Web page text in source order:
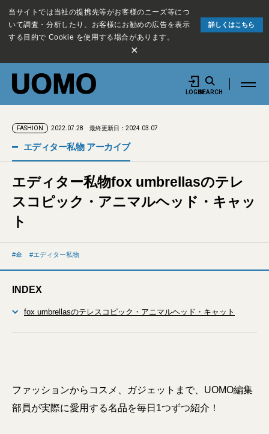
当サイトでは当社の提携先等がお客様のニーズ等につ
いて調査・分析したり、お客様にお勧めの広告を表示
する目的で Cookie を使用する場合があります。
詳しくはこちら
×
LOGINSEARCH
FASHION 2022.07.28 最終更新日：2024.03.07
エディター私物 アーカイブ
エディター私物fox umbrellasのテレ
スコピック・アニマルヘッド・キャッ
ト
傘 エディター私物
INDEX
fox umbrellasのテレスコピック・アニマルヘッド・キャット
ファッションからコスメ、ガジェットまで、UOMO編集
部員が実際に愛用する名品を毎日1つずつ紹介！